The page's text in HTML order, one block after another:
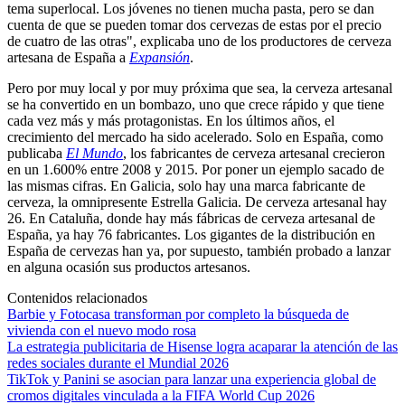
tema superlocal. Los jóvenes no tienen mucha pasta, pero se dan
cuenta de que se pueden tomar dos cervezas de estas por el precio
de cuatro de las otras", explicaba uno de los productores de cerveza
artesana de España a Expansión.
Pero por muy local y por muy próxima que sea, la cerveza artesanal
se ha convertido en un bombazo, uno que crece rápido y que tiene
cada vez más y más protagonistas. En los últimos años, el
crecimiento del mercado ha sido acelerado. Solo en España, como
publicaba El Mundo, los fabricantes de cerveza artesanal crecieron
en un 1.600% entre 2008 y 2015. Por poner un ejemplo sacado de
las mismas cifras. En Galicia, solo hay una marca fabricante de
cerveza, la omnipresente Estrella Galicia. De cerveza artesanal hay
26. En Cataluña, donde hay más fábricas de cerveza artesanal de
España, ya hay 76 fabricantes. Los gigantes de la distribución en
España de cervezas han ya, por supuesto, también probado a lanzar
en alguna ocasión sus productos artesanos.
Contenidos relacionados
Barbie y Fotocasa transforman por completo la búsqueda de
vivienda con el nuevo modo rosa
La estrategia publicitaria de Hisense logra acaparar la atención de las
redes sociales durante el Mundial 2026
TikTok y Panini se asocian para lanzar una experiencia global de
cromos digitales vinculada a la FIFA World Cup 2026